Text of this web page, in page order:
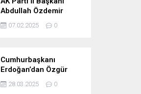
Abdullah Özdemir
kimdir
07.02.2025 0
Cumhurbaşkanı
Erdoğan’dan Özgür
Özel’e tepki: ‘Siyasi
mandacılık talep ediyor’
28.03.2025 0